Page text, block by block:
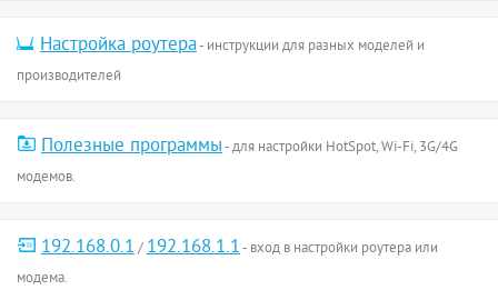
Настройка роутера- инструкции для разных моделей и
производителей
Полезные программы- для настройки HotSpot, Wi-Fi, 3G/4G
модемов.
192.168.0.1/192.168.1.1- вход в настройки роутера или
модема.